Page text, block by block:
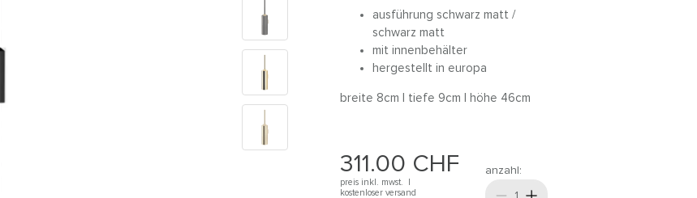
ausführung schwarz matt /
schwarz matt
mit innenbehälter
hergestellt in europa
breite 8cm | tiefe 9cm | höhe 46cm
311.00 CHF
preis inkl. mwst. |
kostenloser versand
anzahl: